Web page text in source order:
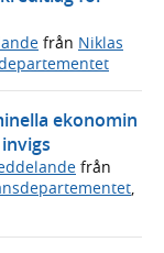
från Niklas
ekonomin
från
,